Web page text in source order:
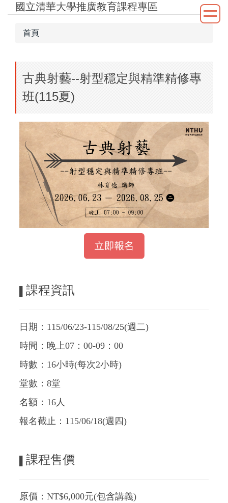
國立清華大學推廣教育課程專區
首頁
古典射藝--射型穩定與精準精修專
班(115夏)
課程資訊
日期：115/06/23-115/08/25(週二)
時間：晚上07：00-09：00
時數：16小時(每次2小時)
堂數：8堂
名額：16人
報名截止：115/06/18(週四)
課程售價
原價：NT$6,000元(包含講義)